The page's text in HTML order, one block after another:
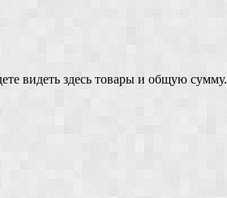
видеть здесь товары и общую сумму.